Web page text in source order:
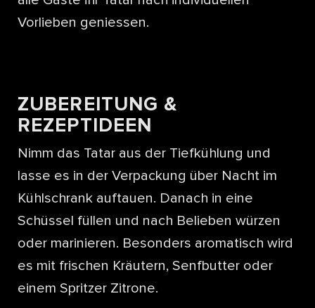
Vorlieben geniessen.
ZUBEREITUNG &
REZEPTIDEEN
Nimm das Tatar aus der Tiefkühlung und
lasse es in der Verpackung über Nacht im
Kühlschrank auftauen. Danach in eine
Schüssel füllen und nach Belieben würzen
oder marinieren. Besonders aromatisch wird
es mit frischen Kräutern, Senfbutter oder
einem Spritzer Zitrone.